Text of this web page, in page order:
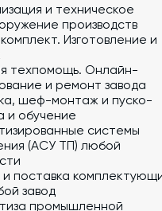
и техническое
производств
Изготовление и
техпомощь. Онлайн-
и ремонт завода
шеф-монтаж и пуско-
и обучение
системы
(АСУ ТП) любой
поставка
завод
промышленной